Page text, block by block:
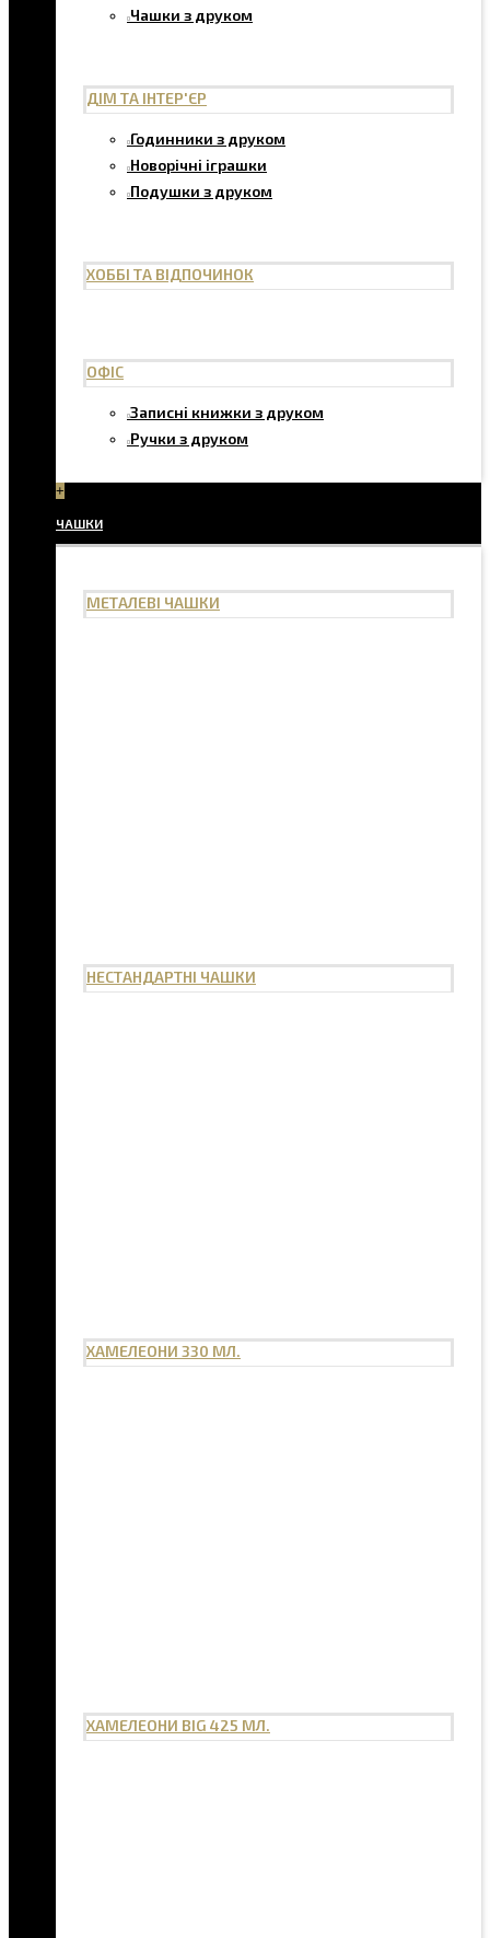
Чашки з друком
ДІМ ТА ІНТЕР'ЄР
Годинники з друком
Новорічні іграшки
Подушки з друком
ХОББІ ТА ВІДПОЧИНОК
ОФІС
Записні книжки з друком
Ручки з друком
+
ЧАШКИ
МЕТАЛЕВІ ЧАШКИ
НЕСТАНДАРТНІ ЧАШКИ
ХАМЕЛЕОНИ 330 МЛ.
ХАМЕЛЕОНИ BIG 425 МЛ.